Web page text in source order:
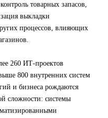
товарных запасов,
выкладки
процессов, влияющих
260 ИТ-проектов
800 внутренних систем
и бизнеса рождаются
сложности: системы